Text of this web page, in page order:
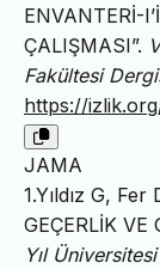
ENVANTERİ-
ÇALIŞMASI”.
Fakültesi
https://
JAMA
1.Yıldız G,
GEÇERLİK VE
Yıl